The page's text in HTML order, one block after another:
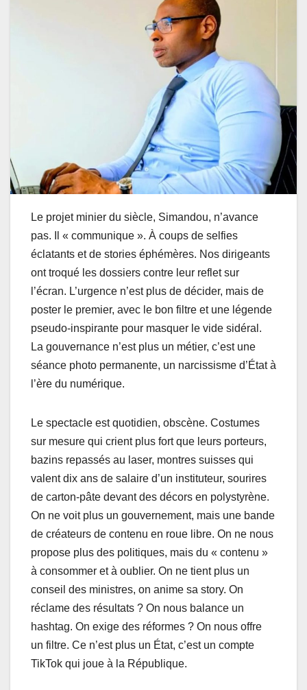
Le projet minier du siècle, Simandou, n’avance
pas. Il « communique ». À coups de selfies
éclatants et de stories éphémères. Nos dirigeants
ont troqué les dossiers contre leur reflet sur
l’écran. L’urgence n’est plus de décider, mais de
poster le premier, avec le bon filtre et une légende
pseudo-inspirante pour masquer le vide sidéral.
La gouvernance n’est plus un métier, c’est une
séance photo permanente, un narcissisme d’État à
l’ère du numérique.
Le spectacle est quotidien, obscène. Costumes
sur mesure qui crient plus fort que leurs porteurs,
bazins repassés au laser, montres suisses qui
valent dix ans de salaire d’un instituteur, sourires
de carton-pâte devant des décors en polystyrène.
On ne voit plus un gouvernement, mais une bande
de créateurs de contenu en roue libre. On ne nous
propose plus des politiques, mais du « contenu »
à consommer et à oublier. On ne tient plus un
conseil des ministres, on anime sa story. On
réclame des résultats ? On nous balance un
hashtag. On exige des réformes ? On nous offre
un filtre. Ce n’est plus un État, c’est un compte
TikTok qui joue à la République.